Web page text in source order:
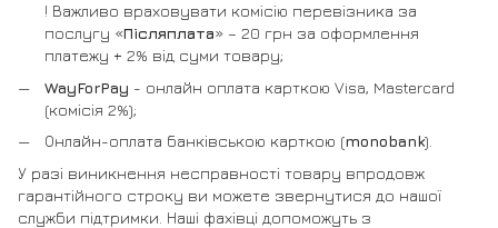
! Важливо враховувати комісію перевізника за
послугу «Післяплата» – 20 грн за оформлення
платежу + 2% від суми товару;
WayForPay - онлайн оплата карткою Visa, Mastercard
(комісія 2%);
Онлайн-оплата банківською карткою (monobank).
У разі виникнення несправності товару впродовж
гарантійного строку ви можете звернутися до нашої
служби підтримки. Наші фахівці допоможуть з